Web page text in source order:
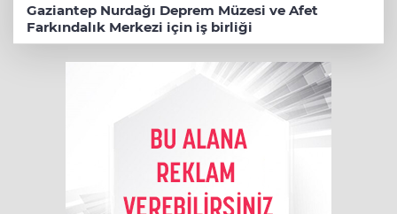
Gaziantep Nurdağı Deprem Müzesi ve Afet
Farkındalık Merkezi için iş birliği